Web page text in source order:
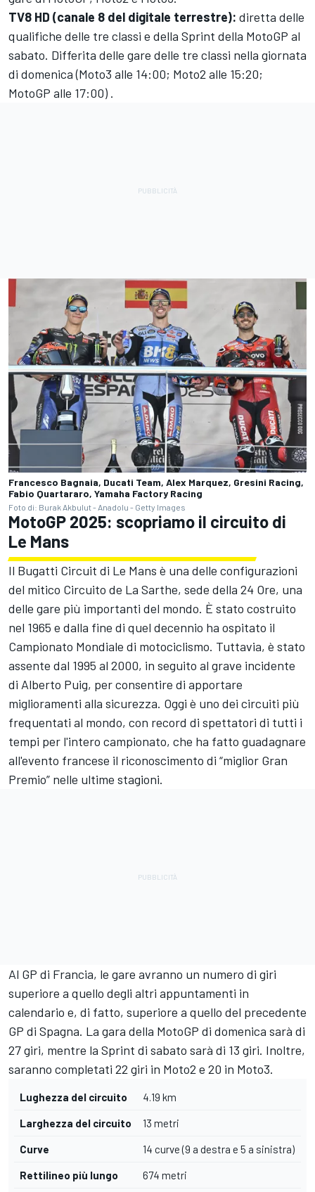
TV8 HD (canale 8 del digitale terrestre): diretta delle
qualifiche delle tre classi e della Sprint della MotoGP al
sabato. Differita delle gare delle tre classi nella giornata
di domenica (Moto3 alle 14:00; Moto2 alle 15:20;
MotoGP alle 17:00) .
Francesco Bagnaia, Ducati Team, Alex Marquez, Gresini Racing,
Fabio Quartararo, Yamaha Factory Racing
Foto di: Burak Akbulut - Anadolu - Getty Images
MotoGP 2025: scopriamo il circuito di
Le Mans
Il Bugatti Circuit di Le Mans è una delle configurazioni
del mitico Circuito de La Sarthe, sede della 24 Ore, una
delle gare più importanti del mondo. È stato costruito
nel 1965 e dalla fine di quel decennio ha ospitato il
Campionato Mondiale di motociclismo. Tuttavia, è stato
assente dal 1995 al 2000, in seguito al grave incidente
di Alberto Puig, per consentire di apportare
miglioramenti alla sicurezza. Oggi è uno dei circuiti più
frequentati al mondo, con record di spettatori di tutti i
tempi per l'intero campionato, che ha fatto guadagnare
all'evento francese il riconoscimento di “miglior Gran
Premio” nelle ultime stagioni.
Al GP di Francia, le gare avranno un numero di giri
superiore a quello degli altri appuntamenti in
calendario e, di fatto, superiore a quello del precedente
GP di Spagna. La gara della MotoGP di domenica sarà di
27 giri, mentre la Sprint di sabato sarà di 13 giri. Inoltre,
saranno completati 22 giri in Moto2 e 20 in Moto3.
Lughezza del circuito 4.19 km
Larghezza del circuito 13 metri
Curve 14 curve (9 a destra e 5 a sinistra)
Rettilineo più lungo 674 metri